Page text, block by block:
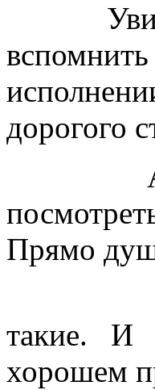
дорогого
Прямо
такие. И
хорошем